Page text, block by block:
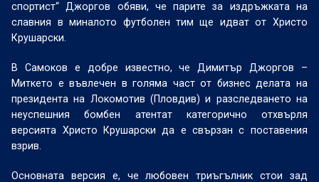
спортист“ Джоргов обяви, че парите за издръжката на
славния в миналото футболен тим ще идват от Христо
Крушарски.
В Самоков е добре известно, че Димитър Джоргов –
Миткето е въвлечен в голяма част от бизнес делата на
президента на Локомотив (Пловдив) и разследването на
неуспешния бомбен атентат категорично отхвърля
версията Христо Крушарски да е свързан с поставения
взрив.
Основната версия е, че любовен триъгълник стои зад